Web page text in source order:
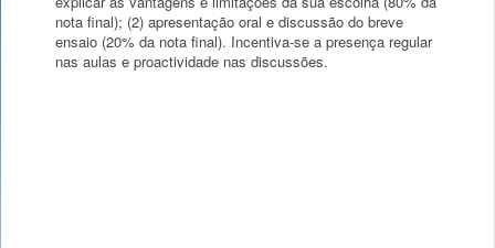
nota final); (2) apresentação oral e discussão do breve
ensaio (20% da nota final). Incentiva-se a presença regular
nas aulas e proactividade nas discussões.